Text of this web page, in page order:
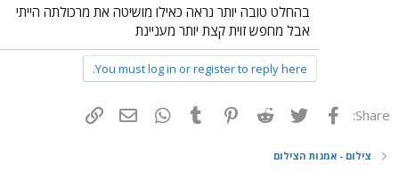
בהחלט טובה יותר נראה כאילו מושיטה את מרכולתה הייתי
אבל מחפש זוית קצת יותר מעניינת
You must log in or register to reply here.
Share: פייסבוק Twitter
Reddit
Pinterest
Tumblr
WhatsAppדואר אלקטרוני
צילום - אמנות הצילום